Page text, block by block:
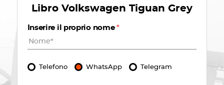
Libro Volkswagen Tiguan Grey
Inserire il proprio nome*
Telefono WhatsApp Telegram